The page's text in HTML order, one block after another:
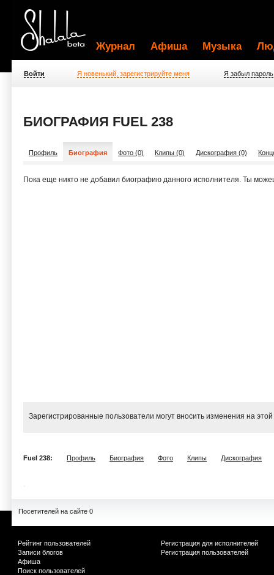
Журнал Афиша Музыка
Войти Я новенький, зарегистрируйте меня Я забыл пароль
БИОГРАФИЯ FUEL 238
Профиль Биография Фото (0) Клипы (0) Дискография (0)
Пока еще никто не добавил биографию данного исполнителя. Ты
Зарегистрированные пользователи могут вносить изменения на
Fuel 238: Профиль Биография Фото Клипы Дискография
Посетителей на сайте 0
Рейтинг пользователей
Записи блогов
Афиша
Поиск пользователей
Регистрация для исполнителей
Регистрация пользователей